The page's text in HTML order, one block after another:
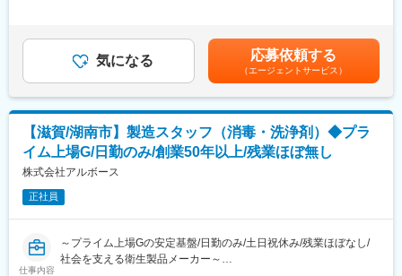
残業時間も月10時間程度、産休育休の取得実績も多数あり、育児
手当もございます。
導入研修が80時間あり、手厚いフォロー体制があります。
CRC社内認定制度を採用し、継続研修を充実させることで常に新
しい知識を身につけ、スキルアップできる環境を用意していま
す。
■キャリアステップ：
CRCとして幅広い経験を積むことや、スペシャリストとして特定
の疾患領域の専門的な経験を積んでいくことも可能です。
また、グループの垣根を超えCRCからSMAやCRAへのキャリアチ
ェンジ、事業の枠をこえ新たなキャリアにチャレンジされている
■働く環境：
当施設には現在74名の従業員が在籍しており、うち介護スタッフ
40代半ばです。
■魅力ポイント：
◎未経験者も安心：ベテランスタッフが多数在籍しているため、
教育体制が整っており未経験でも安心して取り組めます。また、
資格取得制度もあるためスキルアップもできます。
◎キャリアアップ：ユニットリーダーや副主任などの役職も目指
して頂けます。個人によりますが介護ご経験者であれば1年以内、
未経験者も2～3年以内で役職を目指すことができます。
◎定年は66歳ですが、その後も再雇用制度や雇用延長でやる気・
円■賞与：年2回／(7月・12月）昨年度実績310000円＜各種手当
＞資格手当10000円処遇改善手当19000円～21000円特定処遇改
善手当5000円～8000円ベースアップ手当8000円夜勤手当：7,000
円／回 賃金はあくまでも目安の金額であり、選考を通じて上下
する可能性があります。月給(月額)は固定手当を含めた表記です。
気になる 応募依頼する
（エージェントサービス）
【滋賀/湖南市】製造スタッフ（消毒・洗浄剤）◆プラ
イム上場G/日勤のみ/創業50年以上/残業ほぼ無し
株式会社アルボース
正社員
仕事内容
～プライム上場Gの安定基盤/日勤のみ/土日祝休み/残業ほぼなし/
社会を支える衛生製品メーカー～